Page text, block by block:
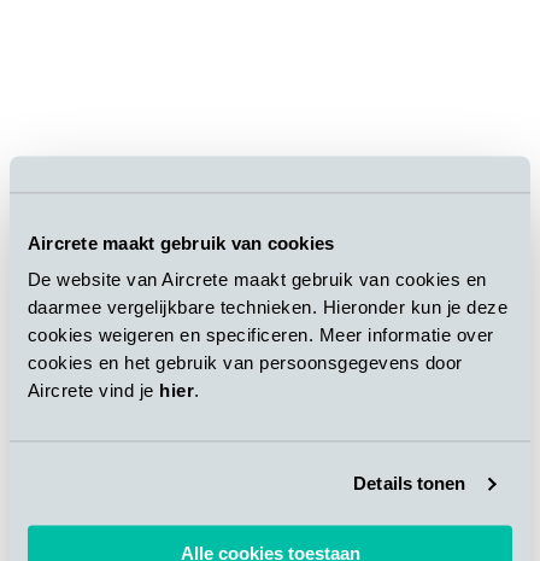
Aircrete maakt gebruik van cookies
De website van Aircrete maakt gebruik van cookies en
daarmee vergelijkbare technieken. Hieronder kun je deze
cookies weigeren en specificeren. Meer informatie over
cookies en het gebruik van persoonsgegevens door
Aircrete vind je hier.
Details tonen
Alle cookies toestaan